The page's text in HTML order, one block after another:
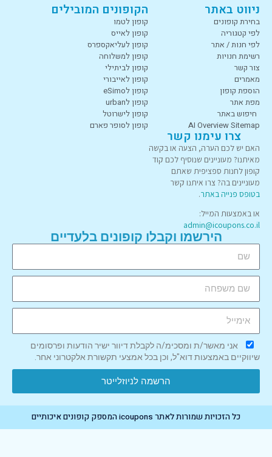
ניווט באתר
בחירת קופונים
לפי קטגוריה
לפי חנות / אתר
רשימת חנויות
צור קשר
מאמרים
הוספת קופון
מפת אתר
חיפוש באתר
AI Overview Sitemap
הקופונים המובילים
קופון לטמו
קופון לאייס
קופון לעליאקספרס
קופון למשלוחה
קופון לביתילי
קופון לאייבורי
קופון לeSimo
קופון לurban
קופון לישרוטל
קופון לסופר פארם
צרו עימנו קשר
האם יש לכם הערה, הצעה או בקשה
מאיתנו? מעוניינים שנוסיף לכם קוד
קופון לחנות ספציפית שאתם
מעוניינים בה? צרו איתנו קשר
בטופס פנייה באתר.
או באמצעות המייל:
admin@icoupons.co.il
הירשמו וקבלו קופונים בלעדיים
אני מאשר/ת ומסכימ/ה לקבלת דיוור ישיר הודעות ופרסומים
שיווקיים באמצעות דוא"ל, וכן בכל אמצעי תקשורת אלקטרוני אחר.
הרשמה לניוזלייטר
כל הזכויות שמורות לאתר icoupons המספק קופונים איכותיים